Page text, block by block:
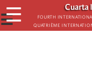
Skip
to
main
Cuarta
Fourth
Quatrième
☰
☰